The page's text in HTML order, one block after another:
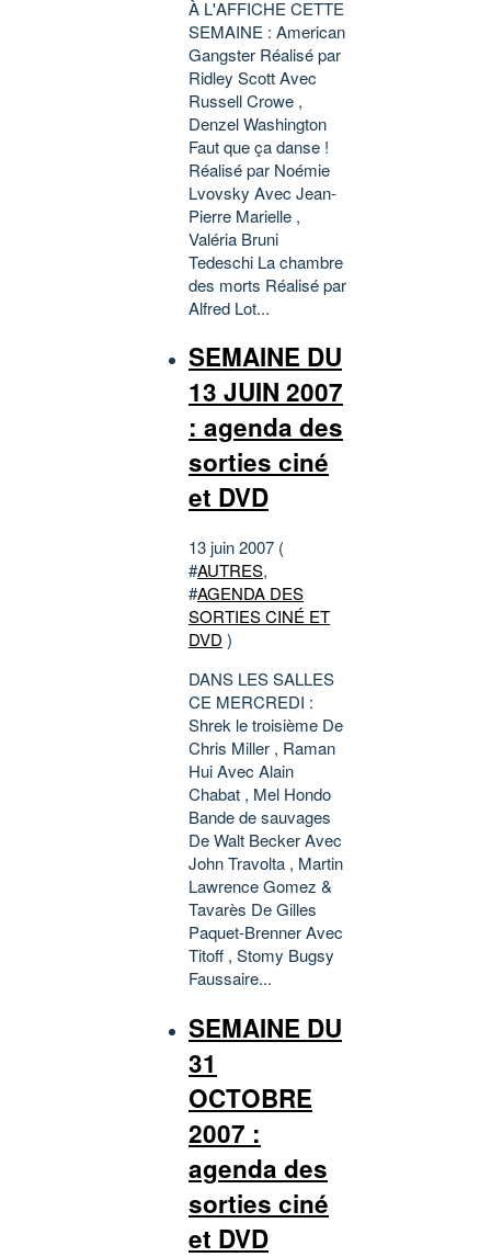
À L'AFFICHE CETTE
SEMAINE : American
Gangster Réalisé par
Ridley Scott Avec
Russell Crowe ,
Denzel Washington
Faut que ça danse !
Réalisé par Noémie
Lvovsky Avec Jean-
Pierre Marielle ,
Valéria Bruni
Tedeschi La chambre
des morts Réalisé par
Alfred Lot...
SEMAINE DU
13 JUIN 2007
: agenda des
sorties ciné
et DVD
13 juin 2007 (
#AUTRES,
#AGENDA DES
SORTIES CINÉ ET
DVD )
DANS LES SALLES
CE MERCREDI :
Shrek le troisième De
Chris Miller , Raman
Hui Avec Alain
Chabat , Mel Hondo
Bande de sauvages
De Walt Becker Avec
John Travolta , Martin
Lawrence Gomez &
Tavarès De Gilles
Paquet-Brenner Avec
Titoff , Stomy Bugsy
Faussaire...
SEMAINE DU
31
OCTOBRE
2007 :
agenda des
sorties ciné
et DVD